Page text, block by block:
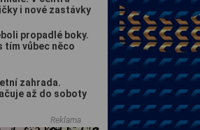
i nové zastávky
propadlé boky.
tím vůbec něco
zahrada.
až do soboty
Reklama